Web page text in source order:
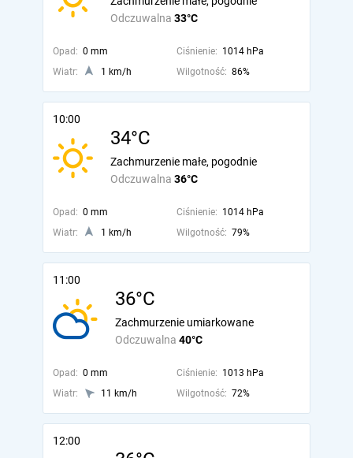
Odczuwalna 33°C
Opad: 0 mm Ciśnienie: 1014 hPa
Wiatr:
1 km/h Wilgotność: 86%
10:00
34°C
Odczuwalna 36°C
Zachmurzenie małe, pogodnie
Opad: 0 mm Ciśnienie: 1014 hPa
Wiatr:
1 km/h Wilgotność: 79%
11:00
36°C
Odczuwalna 40°C
Zachmurzenie umiarkowane
Opad: 0 mm Ciśnienie: 1013 hPa
Wiatr:
11 km/h Wilgotność: 72%
12:00